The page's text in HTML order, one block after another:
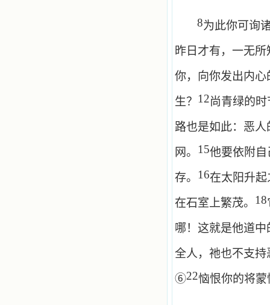
8为此你可询
昨日才有，一无
你，向你发出内心
生？ 12尚青绿的
路也是如此：恶
网。 15他要依附
存。 16在太阳升
在石室上繁茂。 18
哪！这就是他道
全人，祂也不支持
⑥22恼恨你的将